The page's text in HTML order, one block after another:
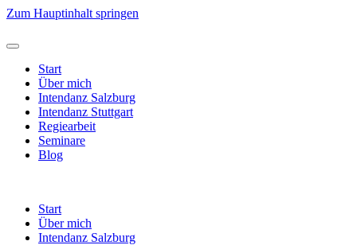
Zum Hauptinhalt springen
Start
Über mich
Intendanz Salzburg
Intendanz Stuttgart
Regiearbeit
Seminare
Blog
Start
Über mich
Intendanz Salzburg